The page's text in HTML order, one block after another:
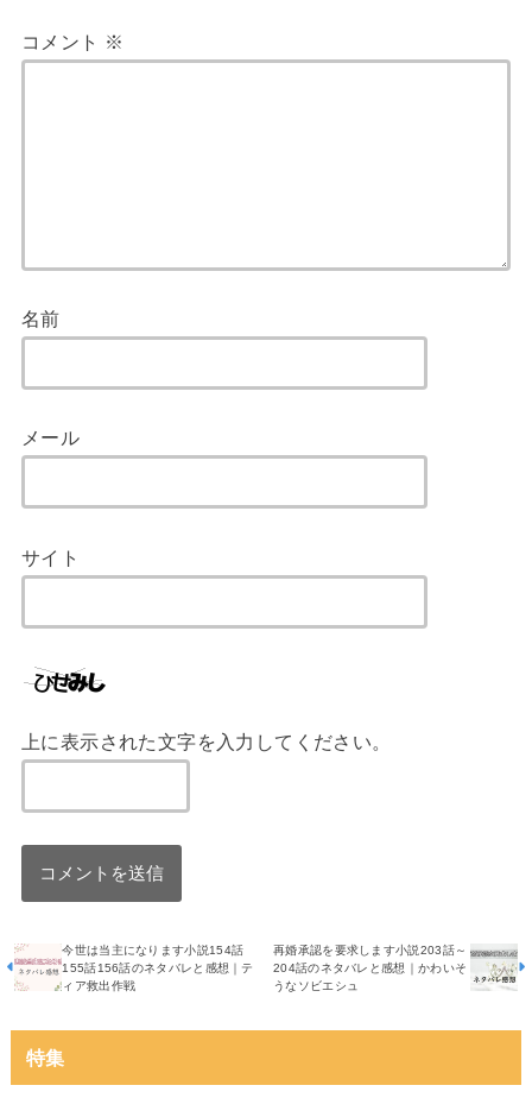
コメント ※
名前
メール
サイト
上に表示された文字を入力してください。
今世は当主になります小説154話
155話156話のネタバレと感想｜テ
ィア救出作戦
再婚承認を要求します小説203話～
204話のネタバレと感想｜かわいそ
うなソビエシュ
特集